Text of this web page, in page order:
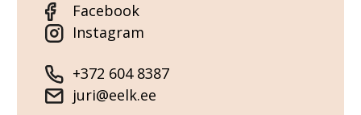
Facebook
Instagram
+372 604 8387
juri@eelk.ee